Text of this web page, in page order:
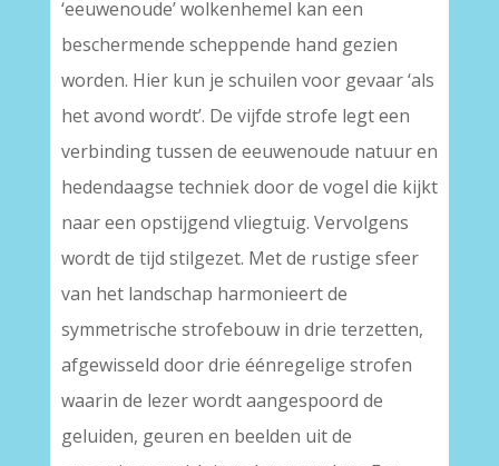
‘eeuwenoude’ wolkenhemel kan een
beschermende scheppende hand gezien
worden. Hier kun je schuilen voor gevaar ‘als
het avond wordt’. De vijfde strofe legt een
verbinding tussen de eeuwenoude natuur en
hedendaagse techniek door de vogel die kijkt
naar een opstijgend vliegtuig. Vervolgens
wordt de tijd stilgezet. Met de rustige sfeer
van het landschap harmonieert de
symmetrische strofebouw in drie terzetten,
afgewisseld door drie éénregelige strofen
waarin de lezer wordt aangespoord de
geluiden, geuren en beelden uit de